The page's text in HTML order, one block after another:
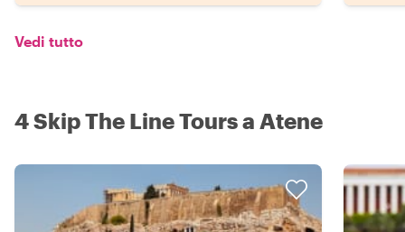
Vedi tutto
4 Skip The Line Tours a Atene